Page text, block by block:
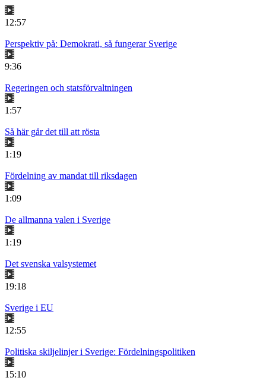
12:57
Perspektiv på: Demokrati, så fungerar Sverige
9:36
Regeringen och statsförvaltningen
1:57
Så här går det till att rösta
1:19
Fördelning av mandat till riksdagen
1:09
De allmanna valen i Sverige
1:19
Det svenska valsystemet
19:18
Sverige i EU
12:55
Politiska skiljelinjer i Sverige: Fördelningspolitiken
15:10